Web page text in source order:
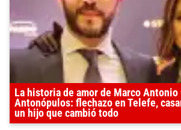
La historia de amor de Marco Antonio
Antonópulos: flechazo en Telefe,
un hijo que cambió todo